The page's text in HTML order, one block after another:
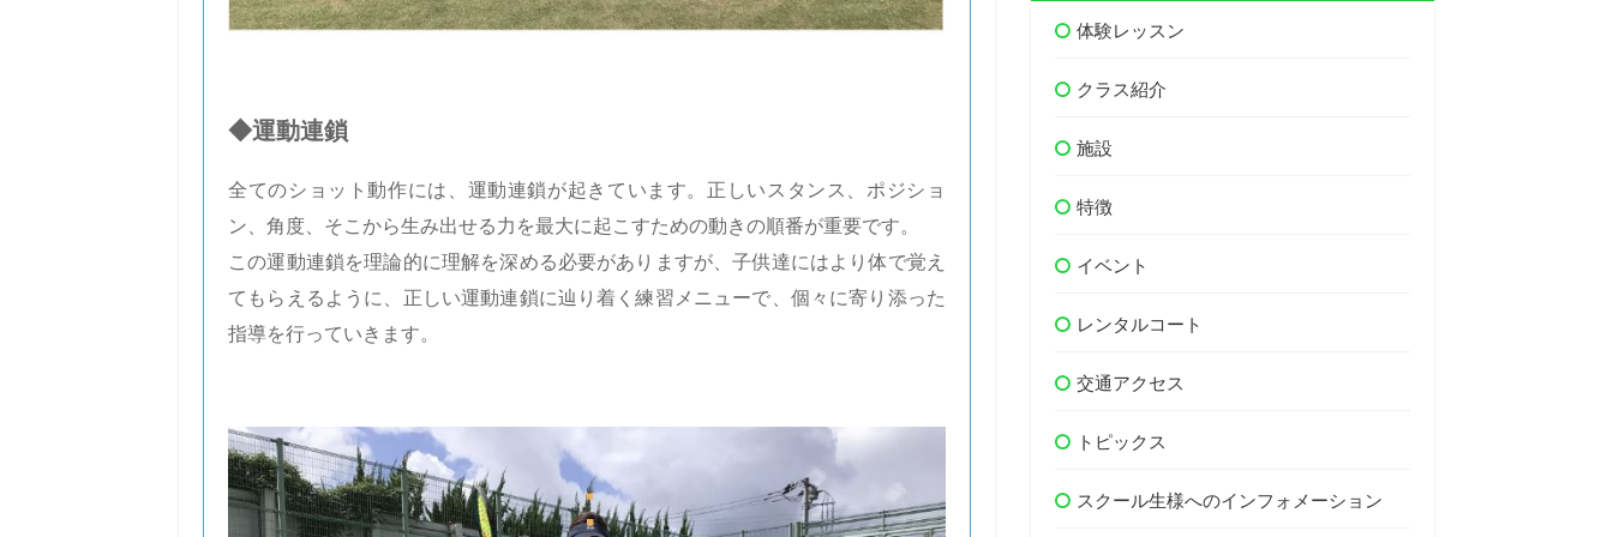
◆運動連鎖
全てのショット動作には、運動連鎖が起きています。正しいスタンス、ポジショ
ン、角度、そこから生み出せる力を最大に起こすための動きの順番が重要です。
この運動連鎖を理論的に理解を深める必要がありますが、子供達にはより体で覚え
てもらえるように、正しい運動連鎖に辿り着く練習メニューで、個々に寄り添った
指導を行っていきます。
体験レッスン
クラス紹介
施設
特徴
イベント
レンタルコート
交通アクセス
トピックス
スクール生様へのインフォメーション